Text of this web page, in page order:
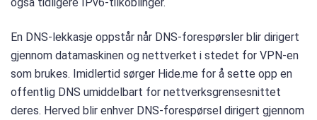
En DNS-lekkasje oppstår når DNS-forespørsler blir dirigert
gjennom datamaskinen og nettverket i stedet for VPN-en
som brukes. Imidlertid sørger Hide.me for å sette opp en
offentlig DNS umiddelbart for nettverksgrensesnittet
deres. Herved blir enhver DNS-forespørsel dirigert gjennom